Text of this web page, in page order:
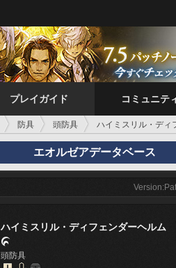
プレイガイド コミュニテ
防具 頭防具 ハイミスリル・ディ
エオルゼアデータベース
ハイミスリル・ディフェンダーヘルム

頭防具